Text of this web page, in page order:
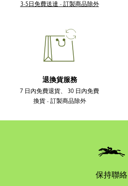
3-5日免費送達 - 訂製商品除外
退換貨服務
7 日內免費退貨、 30 日內免費
換貨 - 訂製商品除外
保持聯絡